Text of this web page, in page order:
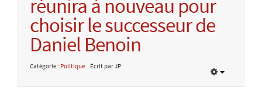
réunira à nouveau pour
choisir le successeur de
Daniel Benoin
Catégorie : Politique Écrit par JP